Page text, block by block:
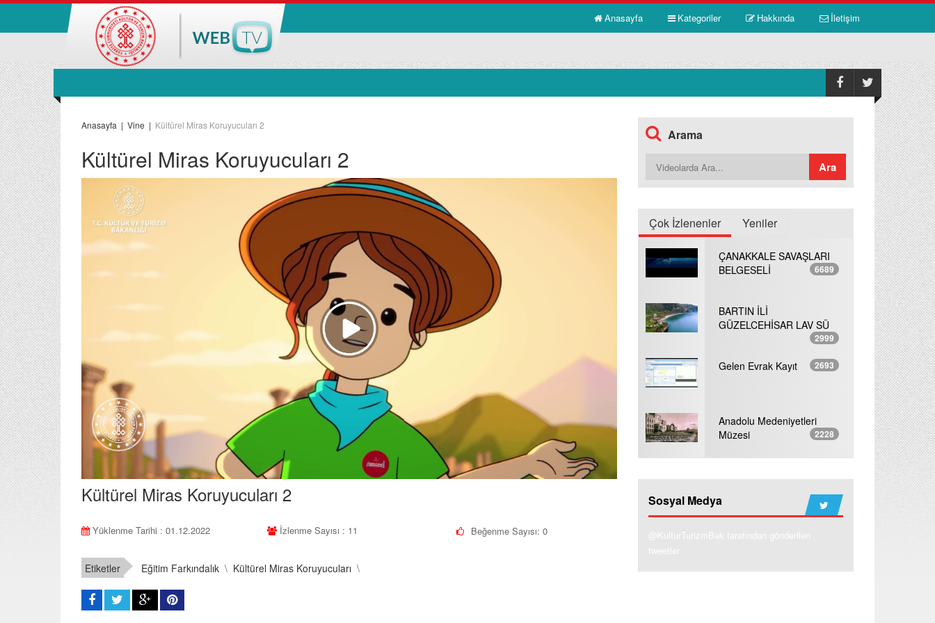
İletişim
Hakkında
Kategoriler
Anasayfa
Anasayfa | Vine | Kültürel Miras Koruyucuları 2
Kültürel Miras Koruyucuları 2
Kültürel Miras Koruyucuları 2
Yüklenme Tarihi : 01.12.2022 İzlenme Sayısı : 11 Beğenme Sayısı:0
Etiketler Eğitim Farkındalık \ Kültürel Miras Koruyucuları \
Arama
Çok İzlenenler Yeniler
ÇANAKKALE SAVAŞLARI
BELGESELİ
6689
BARTIN İLİ
GÜZELCEHİSAR LAV SÜ
2999
Gelen Evrak Kayıt 2693
Anadolu Medeniyetleri
Müzesi
2228
Sosyal Medya
@KulturTurizmBak tarafından gönderilen
tweetler